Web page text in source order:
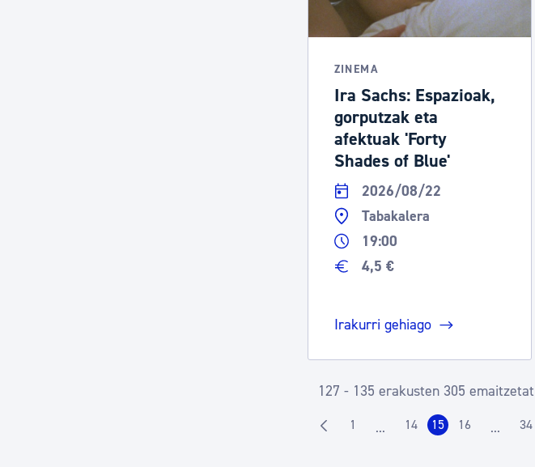
ZINEMA
Ira Sachs: Espazioak,
gorputzak eta
afektuak 'Forty
Shades of Blue'
2026/08/22
Tabakalera
19:00
4,5 €
Irakurri gehiago
127 - 135 erakusten 305
Orrialdea
1 ...Intermediate Pages Use TAB
Orrialdea
14 Orrialdea
15 Orrialdea
16 ... 34